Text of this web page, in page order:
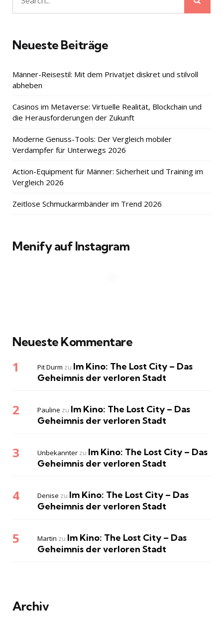
Search
for:
Neueste Beiträge
Männer-Reisestil: Mit dem Privatjet diskret und stilvoll
abheben
Casinos im Metaverse: Virtuelle Realität, Blockchain und
die Herausforderungen der Zukunft
Moderne Genuss-Tools: Der Vergleich mobiler
Verdampfer für Unterwegs 2026
Action-Equipment für Männer: Sicherheit und Training im
Vergleich 2026
Zeitlose Schmuckarmbänder im Trend 2026
Menify auf Instagram
Neueste Kommentare
Pit Durm zu Im Kino: The Lost City – Das
Geheimnis der verloren Stadt
Pauline zu Im Kino: The Lost City – Das
Geheimnis der verloren Stadt
Unbekannter zu Im Kino: The Lost City – Das
Geheimnis der verloren Stadt
Denise zu Im Kino: The Lost City – Das
Geheimnis der verloren Stadt
Martin zu Im Kino: The Lost City – Das
Geheimnis der verloren Stadt
Archiv